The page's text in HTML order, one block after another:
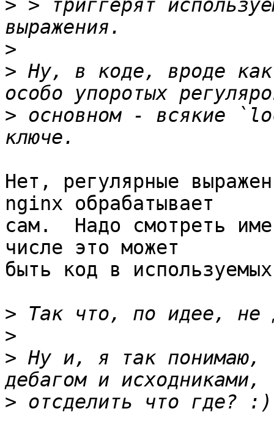
> > триггерят
>
> Ну, в коде, вроде
> основном - всякие
Нет, регулярные
nginx обрабатывает
сам.  Надо смотреть
числе это может
быть код в
>
>
> Ну и, я так понимаю,
>